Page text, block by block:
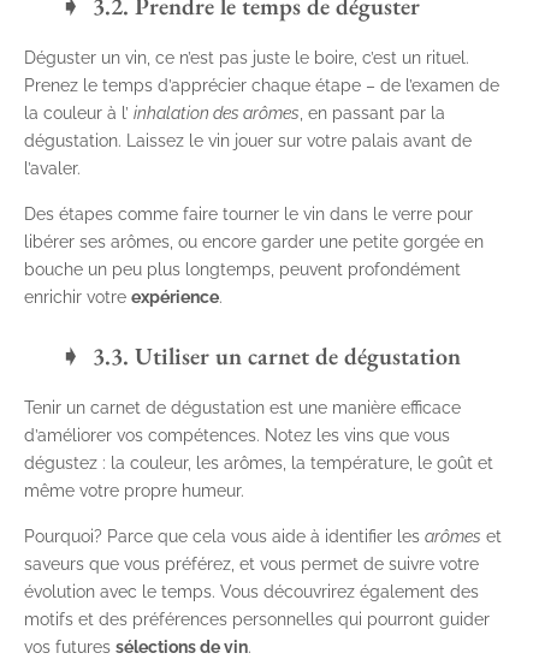
Déguster un vin, ce n’est pas juste le boire, c’est un rituel.
Prenez le temps d’apprécier chaque étape – de l’examen de
la couleur à l’ inhalation des arômes , en passant par la
dégustation. Laissez le vin jouer sur votre palais avant de
l’avaler.
Des étapes comme faire tourner le vin dans le verre pour
libérer ses arômes, ou encore garder une petite gorgée en
bouche un peu plus longtemps, peuvent profondément
enrichir votre expérience.
3.3. Utiliser un carnet de dégustation
Tenir un carnet de dégustation est une manière efficace
d’améliorer vos compétences. Notez les vins que vous
dégustez : la couleur, les arômes, la température, le goût et
même votre propre humeur.
Pourquoi? Parce que cela vous aide à identifier les arômes et
saveurs que vous préférez, et vous permet de suivre votre
évolution avec le temps. Vous découvrirez également des
motifs et des préférences personnelles qui pourront guider
vos futures sélections de vin.